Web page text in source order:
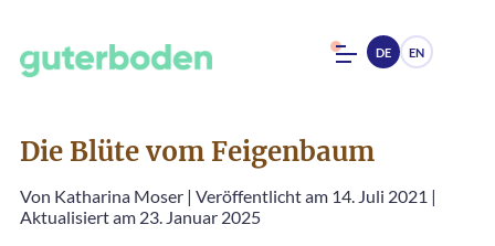
DE EN
Die Blüte vom Feigenbaum
Von Katharina Moser | Veröffentlicht am 14. Juli 2021 |
Aktualisiert am 23. Januar 2025